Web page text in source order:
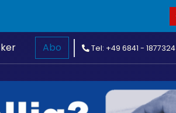
Abo Tel: +49 6841 - 1877324